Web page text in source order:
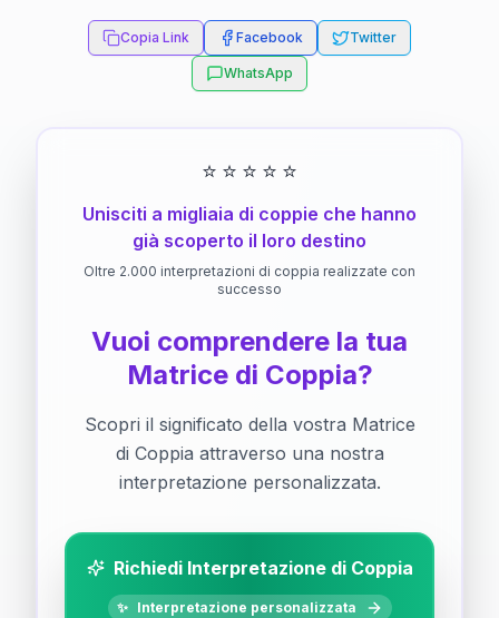
Copia Link Facebook Twitter
WhatsApp
⭐ ⭐ ⭐ ⭐ ⭐
Unisciti a migliaia di coppie che hanno
già scoperto il loro destino
Oltre 2.000 interpretazioni di coppia realizzate con
successo
Vuoi comprendere la tua
Matrice di Coppia?
Scopri il significato della vostra Matrice
di Coppia attraverso una nostra
interpretazione personalizzata.
Richiedi Interpretazione di Coppia
✨ Interpretazione personalizzata